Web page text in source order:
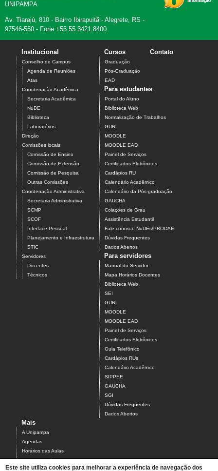
UNIPAMPA
Av. Tiarajú, 810 - Bairro Ibirapuitã - Alegrete, RS -
97546-550 - Fone +55 55 3421 8400
Institucional
Conselho de Campus
Agenda de Reuniões
Atas
Coordenação Acadêmica
Secretaria Acadêmica
NuDE
Biblioteca
Laboratórios
Direção
Comissões locais
Comissão de Ensino
Comissão de Extensão
Comissão de Pesquisa
Outras Comissões
Coordenação Administrativa
Secretaria Administrativa
SCMP
SCOF
Interface Pessoal
Planejamento e Infraestrutura
STIC
Servidores
Docentes
Técnicos
Cursos
Graduação
Pós-Graduação
EAD
Contato
Para estudantes
Portal do Aluno
Biblioteca Web
Normalização de Trabalhos
GURI
MOODLE
MOODLE EAD
Painel de Serviços
Certificados Eletrônicos
Cardápios RU
Calendário Acadêmico
Calendário da Pós-graduação
GAUCHA
Colações de Grau
Assistência Estudantil
Fale conosco NuDEs/PRODAE
Dúvidas Frequentes
Dados Abertos
Para servidores
Manual do Servidor
Mapa Horários Docentes
Biblioteca Web
SEI
GURI
MOODLE
MOODLE EAD
Painel de Serviços
Certificados Eletrônicos
Guia Telefônico
Cardápios RUs
Calendário Acadêmico
SIPPEE
GAUCHA
SGI
Dúvidas Frequentes
Dados Abertos
Mais
A Unipampa
Agendas
Horários das Aulas
Centro Acadêmico do Campus Alegrete
Estrutura Organizacional
Este site utiliza cookies para melhorar a experiência de navegação dos